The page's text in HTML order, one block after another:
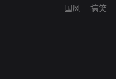
国风
搞笑